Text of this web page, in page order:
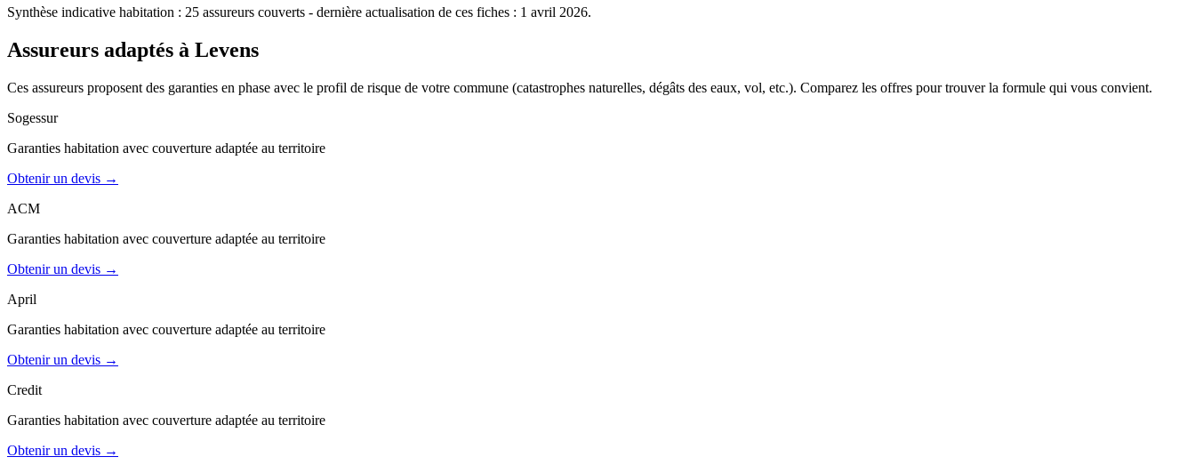
Synthèse indicative habitation : 25 assureurs couverts - dernière actualisation de ces fiches : 1 avril 2026.
Assureurs adaptés à Levens
Ces assureurs proposent des garanties en phase avec le profil de risque de votre commune (catastrophes naturelles, dégâts des eaux, vol, etc.). Comparez les offres pour trouver la formule qui vous convient.
Sogessur
Garanties habitation avec couverture adaptée au territoire
Obtenir un devis →
ACM
Garanties habitation avec couverture adaptée au territoire
Obtenir un devis →
April
Garanties habitation avec couverture adaptée au territoire
Obtenir un devis →
Credit
Garanties habitation avec couverture adaptée au territoire
Obtenir un devis →